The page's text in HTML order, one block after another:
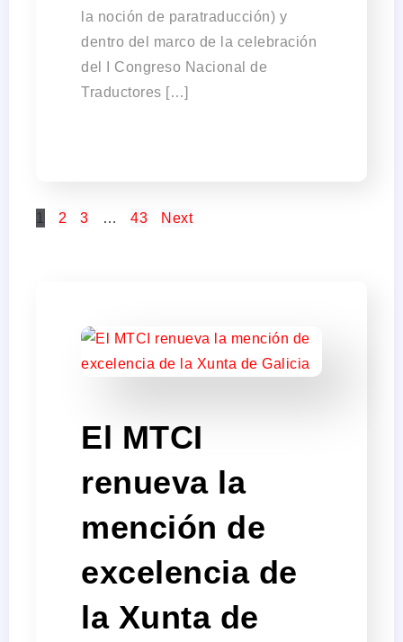
la noción de paratraducción) y
dentro del marco de la celebración
del I Congreso Nacional de
Traductores […]
1 2 3 … 43 Next
El MTCI
renueva la
mención de
excelencia de
la Xunta de